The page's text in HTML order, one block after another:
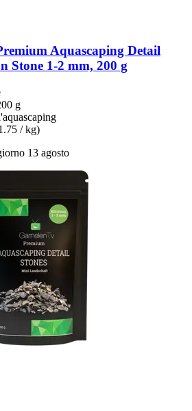
Aquascaping Detail
Stone 1-​2 mm, 200 g
g
/ kg)
13 agosto